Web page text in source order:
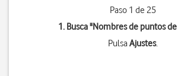
Paso 1 de 25
1. Busca "Nombres de puntos
PulsaAjustes.